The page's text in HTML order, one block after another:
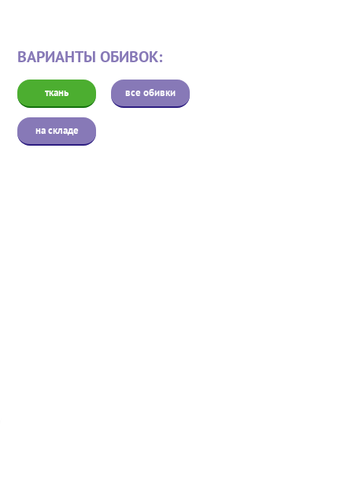
ВАРИАНТЫ ОБИВОК:
ткань все обивки
на складе